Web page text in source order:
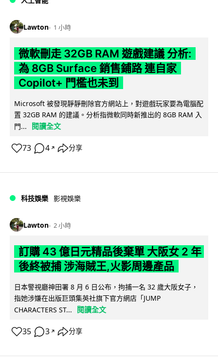
Lawton 1 小時
微軟刪走 32GB RAM 遊戲建議 分析:
為 8GB Surface 銷售鋪路 連自家
Copilot+ 門檻也未到
Microsoft 被發現靜靜刪除官方網站上，對遊戲玩家要為電腦配
置 32GB RAM 的建議。分析指微軟同時新推出的 8GB RAM 入
門...
閱讀全文
73 4 ↗ 分享
科技娛樂 影視娛樂
Lawton 2 小時
訂購 43 億日元精品後棄單 大阪女 2 年
後終被捕 涉海賊王,火影周邊產品
日本警視廳神田署 8 月 6 日公布，拘捕一名 32 歲大阪女子，
指她涉嫌在出版巨頭集英社旗下官方網店「JUMP
CHARACTERS ST...
閱讀全文
35 3 ↗ 分享